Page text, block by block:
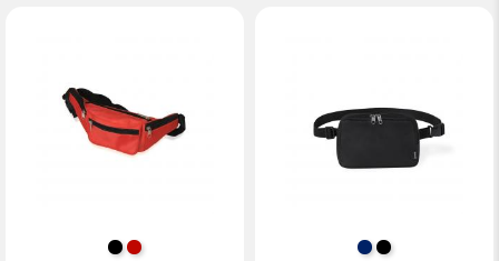
ZWART
ROOD ZWART